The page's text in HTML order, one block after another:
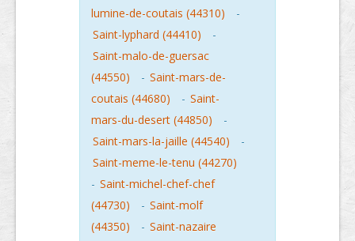
lumine-de-coutais (44310)
-
Saint-lyphard (44410)
-
Saint-malo-de-guersac
(44550)
- Saint-mars-de-
coutais (44680)
- Saint-
mars-du-desert (44850)
-
Saint-mars-la-jaille (44540)
-
Saint-meme-le-tenu (44270)
- Saint-michel-chef-chef
(44730)
- Saint-molf
(44350)
- Saint-nazaire